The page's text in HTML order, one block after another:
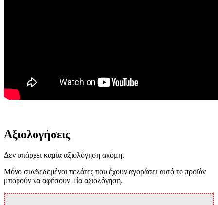
Αξιολογήσεις
Δεν υπάρχει καμία αξιολόγηση ακόμη.
Μόνο συνδεδεμένοι πελάτες που έχουν αγοράσει αυτό το προϊόν
μπορούν να αφήσουν μία αξιολόγηση.